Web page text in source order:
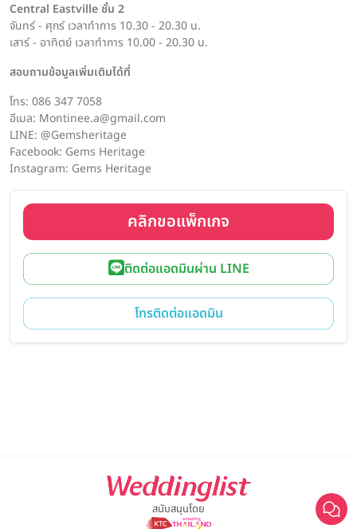
Central Eastville ชั้น 2
จันทร์ - ศุกร์ เวลาทำการ 10.30 - 20.30 น.
เสาร์ - อาทิตย์ เวลาทำการ 10.00 - 20.30 น.
สอบถามข้อมูลเพิ่มเติมได้ที่
โทร: 086 347 7058
อีเมล: Montinee.a@gmail.com
LINE: @Gemsheritage
Facebook: Gems Heritage
Instagram: Gems Heritage
คลิกขอแพ็กเกจ
ติดต่อแอดมินผ่าน LINE
โทรติดต่อแอดมิน
สนับสนุนโดย